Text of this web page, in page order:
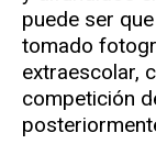
puede ser
tomado
extraescolar,
competición